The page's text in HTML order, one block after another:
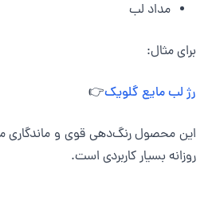
مداد لب
مثال:
لب مایع گلویک👉
محصول رنگ‌دهی قوی و ماندگاری
بسیار کاربردی است.